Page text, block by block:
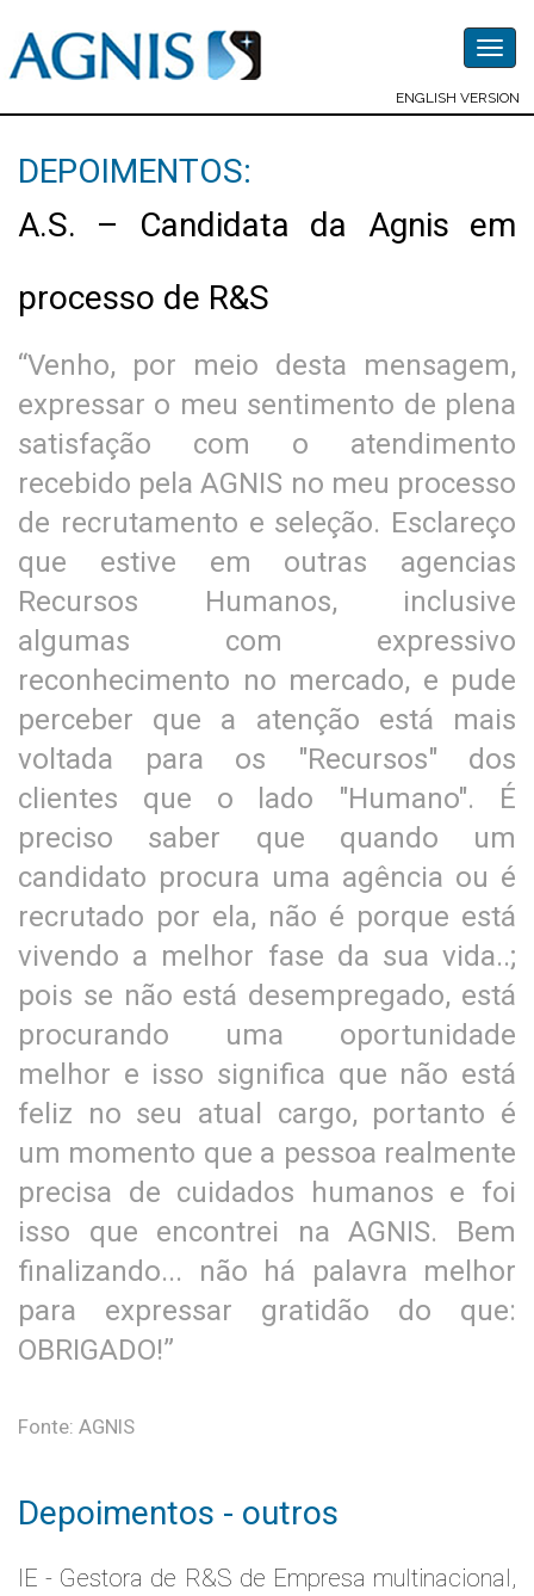
ENGLISH VERSION
DEPOIMENTOS:
A.S. – Candidata da Agnis em
processo de R&S
“Venho, por meio desta mensagem,
expressar o meu sentimento de plena
satisfação com o atendimento
recebido pela AGNIS no meu processo
de recrutamento e seleção. Esclareço
que estive em outras agencias
Recursos Humanos, inclusive
algumas com expressivo
reconhecimento no mercado, e pude
perceber que a atenção está mais
voltada para os "Recursos" dos
clientes que o lado "Humano". É
preciso saber que quando um
candidato procura uma agência ou é
recrutado por ela, não é porque está
vivendo a melhor fase da sua vida..;
pois se não está desempregado, está
procurando uma oportunidade
melhor e isso significa que não está
feliz no seu atual cargo, portanto é
um momento que a pessoa realmente
precisa de cuidados humanos e foi
isso que encontrei na AGNIS. Bem
finalizando... não há palavra melhor
para expressar gratidão do que:
OBRIGADO!”
Fonte: AGNIS
Depoimentos - outros
IE - Gestora de R&S de Empresa multinacional,